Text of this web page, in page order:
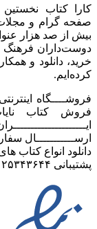
کارا کتاب
صفحه گرام و
بیش از صد هزار
خرید، دانلود و
کرده‌ایم.
فروشــــگاه
فروش کتاب
ارســـــــــــال
دانلود انواع کتاب
پشتیبانی ۰۹۱۲۵۳۴۳۶۴۴